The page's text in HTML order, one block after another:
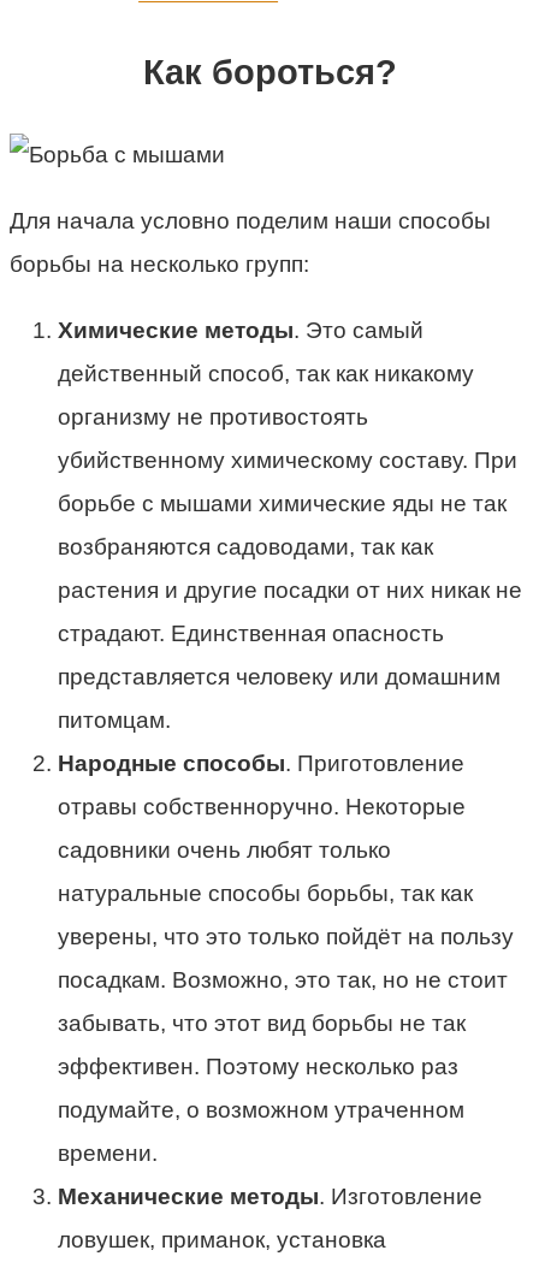
Как бороться?
Для начала условно поделим наши способы
борьбы на несколько групп:
Химические методы. Это самый
действенный способ, так как никакому
организму не противостоять
убийственному химическому составу. При
борьбе с мышами химические яды не так
возбраняются садоводами, так как
растения и другие посадки от них никак не
страдают. Единственная опасность
представляется человеку или домашним
питомцам.
Народные способы. Приготовление
отравы собственноручно. Некоторые
садовники очень любят только
натуральные способы борьбы, так как
уверены, что это только пойдёт на пользу
посадкам. Возможно, это так, но не стоит
забывать, что этот вид борьбы не так
эффективен. Поэтому несколько раз
подумайте, о возможном утраченном
времени.
Механические методы. Изготовление
ловушек, приманок, установка